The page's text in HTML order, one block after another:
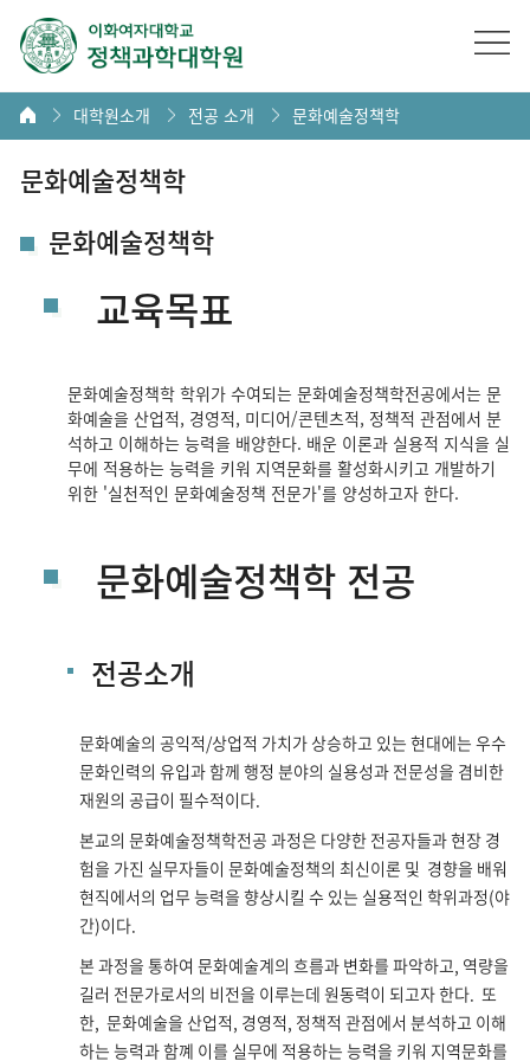
대학원소개 전공 소개 문화예술정책학
문화예술정책학
문화예술정책학
교육목표
문화예술정책학 학위가 수여되는 문화예술정책학전공에서는 문
화예술을 산업적, 경영적, 미디어/콘텐츠적, 정책적 관점에서 분
석하고 이해하는 능력을 배양한다. 배운 이론과 실용적 지식을 실
무에 적용하는 능력을 키워 지역문화를 활성화시키고 개발하기
위한 '실천적인 문화예술정책 전문가'를 양성하고자 한다.
문화예술정책학 전공
전공소개
문화예술의 공익적/상업적 가치가 상승하고 있는 현대에는 우수
문화인력의 유입과 함께 행정 분야의 실용성과 전문성을 겸비한
재원의 공급이 필수적이다.
본교의 문화예술정책학전공 과정은 다양한 전공자들과 현장 경
험을 가진 실무자들이 문화예술정책의 최신이론 및 경향을 배워
현직에서의 업무 능력을 향상시킬 수 있는 실용적인 학위과정(야
간)이다.
본 과정을 통하여 문화예술계의 흐름과 변화를 파악하고, 역량을
길러 전문가로서의 비전을 이루는데 원동력이 되고자 한다. 또
한, 문화예술을 산업적, 경영적, 정책적 관점에서 분석하고 이해
하는 능력과 함꼐 이를 실무에 적용하는 능력을 키워 지역문화를